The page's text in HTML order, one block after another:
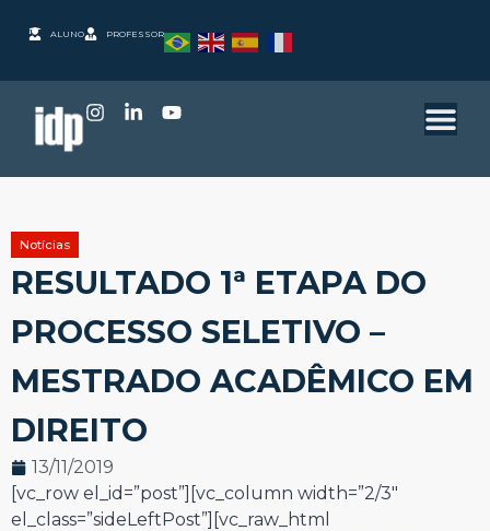
ALUNO PROFESSOR
Notícias
RESULTADO 1ª ETAPA DO
PROCESSO SELETIVO –
MESTRADO ACADÊMICO EM
DIREITO
13/11/2019
[vc_row el_id=”post”][vc_column width=”2/3″
el_class=”sideLeftPost”][vc_raw_html